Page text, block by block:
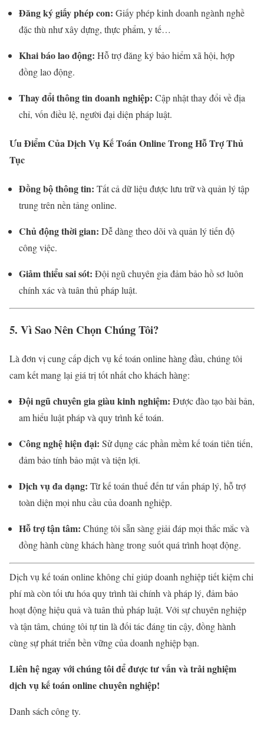
Đăng ký giấy phép con: Giấy phép kinh doanh ngành nghề
đặc thù như xây dựng, thực phẩm, y tế…
Khai báo lao động: Hỗ trợ đăng ký bảo hiểm xã hội, hợp
đồng lao động.
Thay đổi thông tin doanh nghiệp: Cập nhật thay đổi về địa
chỉ, vốn điều lệ, người đại diện pháp luật.
Ưu Điểm Của Dịch Vụ Kế Toán Online Trong Hỗ Trợ Thủ
Tục
Đồng bộ thông tin: Tất cả dữ liệu được lưu trữ và quản lý tập
trung trên nền tảng online.
Chủ động thời gian: Dễ dàng theo dõi và quản lý tiến độ
công việc.
Giảm thiểu sai sót: Đội ngũ chuyên gia đảm bảo hồ sơ luôn
chính xác và tuân thủ pháp luật.
5. Vì Sao Nên Chọn Chúng Tôi?
Là đơn vị cung cấp dịch vụ kế toán online hàng đầu, chúng tôi
cam kết mang lại giá trị tốt nhất cho khách hàng:
Đội ngũ chuyên gia giàu kinh nghiệm: Được đào tạo bài bản,
am hiểu luật pháp và quy trình kế toán.
Công nghệ hiện đại: Sử dụng các phần mềm kế toán tiên tiến,
đảm bảo tính bảo mật và tiện lợi.
Dịch vụ đa dạng: Từ kế toán thuế đến tư vấn pháp lý, hỗ trợ
toàn diện mọi nhu cầu của doanh nghiệp.
Hỗ trợ tận tâm: Chúng tôi sẵn sàng giải đáp mọi thắc mắc và
đồng hành cùng khách hàng trong suốt quá trình hoạt động.
Dịch vụ kế toán online không chỉ giúp doanh nghiệp tiết kiệm chi
phí mà còn tối ưu hóa quy trình tài chính và pháp lý, đảm bảo
hoạt động hiệu quả và tuân thủ pháp luật. Với sự chuyên nghiệp
và tận tâm, chúng tôi tự tin là đối tác đáng tin cậy, đồng hành
cùng sự phát triển bền vững của doanh nghiệp bạn.
Liên hệ ngay với chúng tôi để được tư vấn và trải nghiệm
dịch vụ kế toán online chuyên nghiệp!
Danh sách công ty.